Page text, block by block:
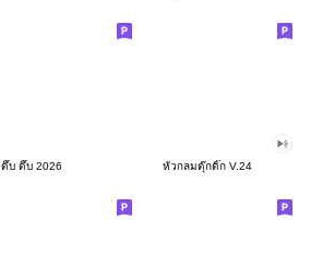
ดึ๊บ ดึ๊บ 2026 หัวกลมดุ๊กดิ๊ก V.24